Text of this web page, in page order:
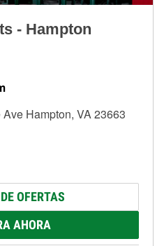
- Hampton
Hampton, VA 23663
OFERTAS
AHORA